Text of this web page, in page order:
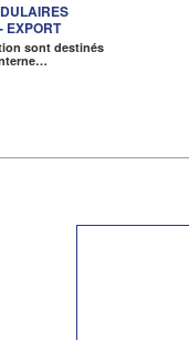
EXPORT
sont destinés